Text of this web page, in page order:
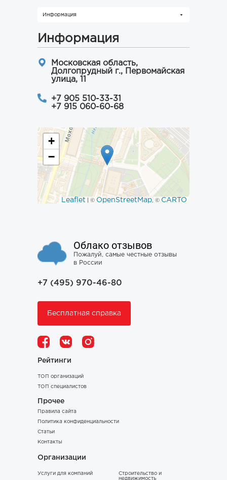
Информация
Информация
Московская область,
Долгопрудный г., Первомайская
улица, 11
+7 905 510-33-31
+7 915 060-60-68
+
−
Leaflet | © OpenStreetMap, © CARTO
Облако отзывов
Пожалуй, самые честные отзывы
в России
+7 (495) 970-46-80
Бесплатная справка
Рейтинги
ТОП организаций
ТОП специалистов
Прочее
Правила сайта
Политика конфиденциальности
Статьи
Контакты
Организации
Услуги для компаний
Строительство и
недвижимость